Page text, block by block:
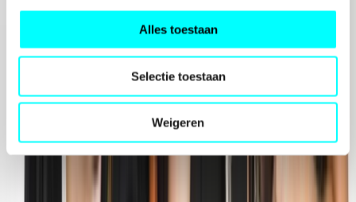
Alles toestaan
Selectie toestaan
Weigeren